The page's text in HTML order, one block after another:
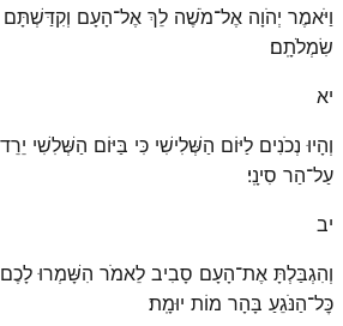
וַיֹּאמֶר יְהֹוָה אֶל־מֹשֶׁה לֵךְ אֶל־הָעָם וְקִדַּשְׁתָּם
שִׂמְלֹתָֽם׃
יא
וְהָיוּ נְכֹנִים לַיּוֹם הַשְּׁלִישִׁי כִּי בַּיּוֹם הַשְּׁלִשִׁי
עַל־הַר סִינָֽי׃
יב
וְהִגְבַּלְתָּ אֶת־הָעָם סָבִיב לֵאמֹר הִשָּׁמְרוּ לָכֶם
כׇּל־הַנֹּגֵעַ בָּהָר מוֹת יוּמָֽת׃